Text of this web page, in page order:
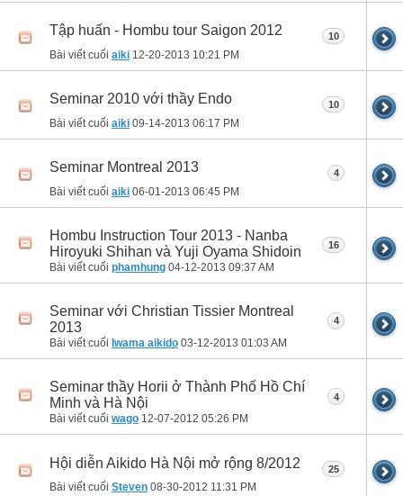
Tập huấn - Hombu tour Saigon 2012
Bài viết cuối aiki 12-20-2013 10:21 PM
10
Seminar 2010 với thầy Endo
Bài viết cuối aiki 09-14-2013 06:17 PM
10
Seminar Montreal 2013
Bài viết cuối aiki 06-01-2013 06:45 PM
4
Hombu Instruction Tour 2013 - Nanba
Hiroyuki Shihan và Yuji Oyama Shidoin
Bài viết cuối phamhung 04-12-2013 09:37 AM
16
Seminar với Christian Tissier Montreal
2013
Bài viết cuối Iwama aikido 03-12-2013 01:03 AM
4
Seminar thầy Horii ở Thành Phố Hồ Chí
Minh và Hà Nội
Bài viết cuối wago 12-07-2012 05:26 PM
4
Hội diễn Aikido Hà Nội mở rộng 8/2012
Bài viết cuối Steven 08-30-2012 11:31 PM
25